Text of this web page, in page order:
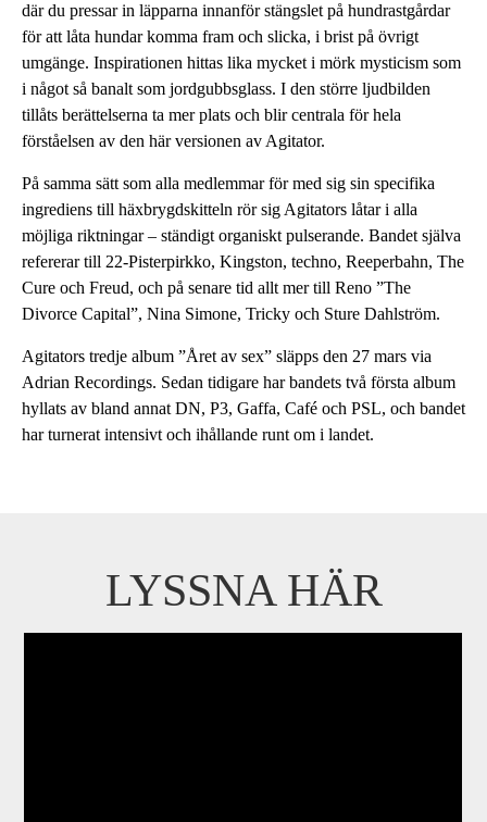
där du pressar in läpparna innanför stängslet på hundrastgårdar
för att låta hundar komma fram och slicka, i brist på övrigt
umgänge. Inspirationen hittas lika mycket i mörk mysticism som
i något så banalt som jordgubbsglass. I den större ljudbilden
tillåts berättelserna ta mer plats och blir centrala för hela
förståelsen av den här versionen av Agitator.
På samma sätt som alla medlemmar för med sig sin specifika
ingrediens till häxbrygdskitteln rör sig Agitators låtar i alla
möjliga riktningar – ständigt organiskt pulserande. Bandet själva
refererar till 22-Pisterpirkko, Kingston, techno, Reeperbahn, The
Cure och Freud, och på senare tid allt mer till Reno ”The
Divorce Capital”, Nina Simone, Tricky och Sture Dahlström.
Agitators tredje album ”Året av sex” släpps den 27 mars via
Adrian Recordings. Sedan tidigare har bandets två första album
hyllats av bland annat DN, P3, Gaffa, Café och PSL, och bandet
har turnerat intensivt och ihållande runt om i landet.
LYSSNA HÄR